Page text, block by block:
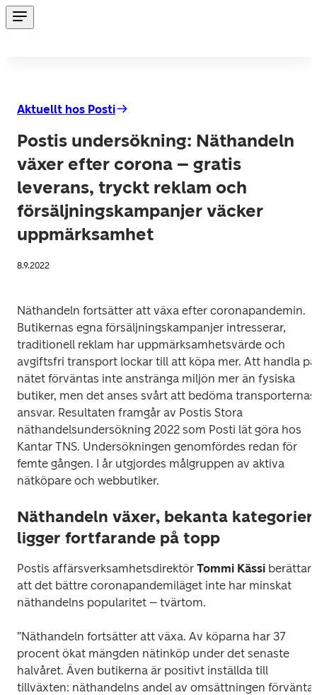
Aktuellt hos Posti
Postis undersökning: Näthandeln
växer efter corona – gratis
leverans, tryckt reklam och
försäljningskampanjer väcker
uppmärksamhet
8.9.2022
Näthandeln fortsätter att växa efter coronapandemin.
Butikernas egna försäljningskampanjer intresserar,
traditionell reklam har uppmärksamhetsvärde och
avgiftsfri transport lockar till att köpa mer. Att handla på
nätet förväntas inte anstränga miljön mer än fysiska
butiker, men det anses svårt att bedöma transporternas
ansvar. Resultaten framgår av Postis Stora
näthandelsundersökning 2022 som Posti lät göra hos
Kantar TNS. Undersökningen genomfördes redan för
femte gången. I år utgjordes målgruppen av aktiva
nätköpare och webbutiker.
Näthandeln växer, bekanta kategorier
ligger fortfarande på topp
Postis affärsverksamhetsdirektör Tommi Kässi berättar
att det bättre coronapandemiläget inte har minskat
näthandelns popularitet – tvärtom.
”Näthandeln fortsätter att växa. Av köparna har 37
procent ökat mängden nätinköp under det senaste
halvåret. Även butikerna är positivt inställda till
tillväxten: näthandelns andel av omsättningen